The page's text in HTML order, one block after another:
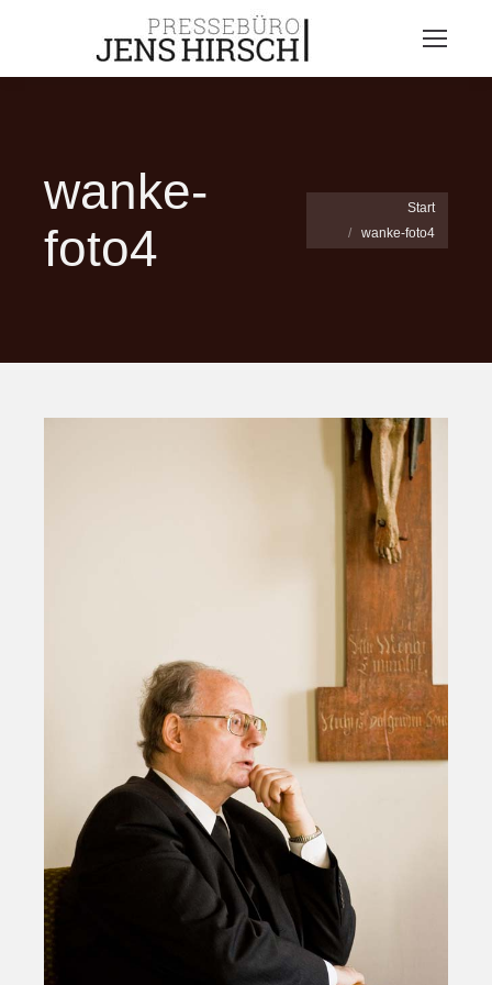
wanke-
foto4
Sie befinden sich hier:
Start
wanke-foto4